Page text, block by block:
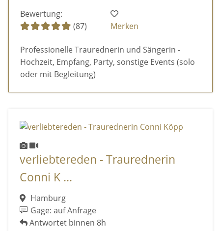
Bewertung:
(87)
Merken
Professionelle Traurednerin und Sängerin -
Hochzeit, Empfang, Party, sonstige Events (solo
oder mit Begleitung)
verliebtereden - Traurednerin
Conni K ...
Hamburg
Gage: auf Anfrage
Antwortet binnen 8h